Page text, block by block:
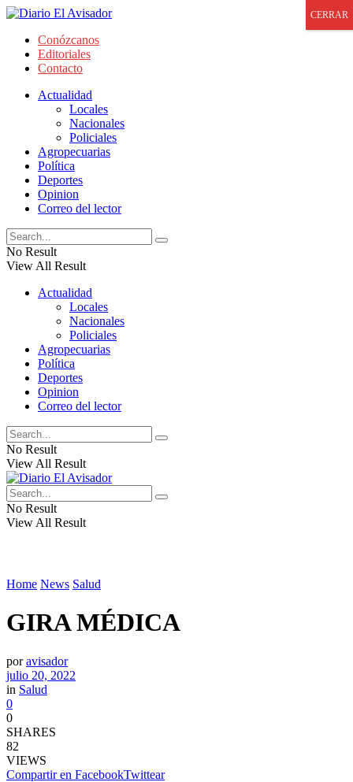
Conózcanos
Editoriales
Contacto
Actualidad
Locales
Nacionales
Policiales
Agropecuarias
Política
Deportes
Opinion
Correo del lector
No Result
View All Result
Actualidad
Locales
Nacionales
Policiales
Agropecuarias
Política
Deportes
Opinion
Correo del lector
No Result
View All Result
No Result
View All Result
Home News Salud
GIRA MÉDICA
por avisador
julio 20, 2022
in Salud
0
0
SHARES
82
VIEWS
Compartir en FacebookTwittear
CERRAR